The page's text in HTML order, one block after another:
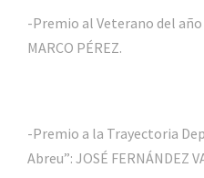
-Premio al Veterano del año
MARCO PÉREZ.
-Premio a la Trayectoria
Abreu”: JOSÉ FERNÁNDEZ